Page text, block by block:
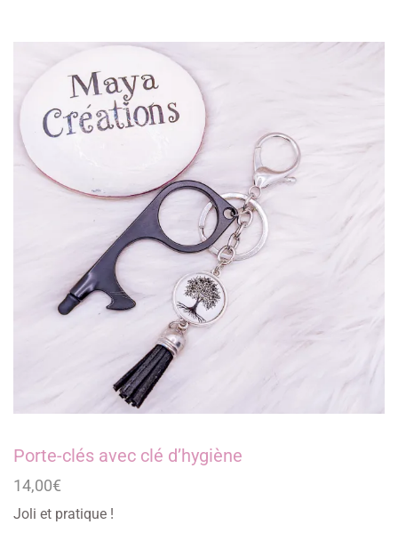
Porte-clés avec clé d’hygiène
14,00€
Joli et pratique !